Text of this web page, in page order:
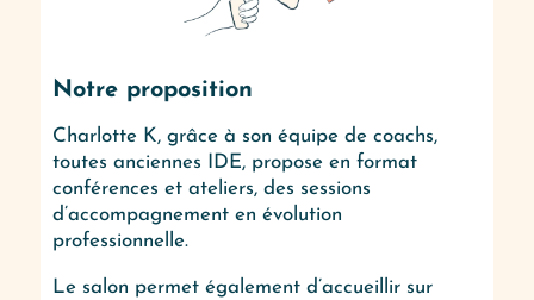
Notre proposition
Charlotte K, grâce à son équipe de coachs,
toutes anciennes IDE, propose en format
conférences et ateliers, des sessions
d’accompagnement en évolution
professionnelle.
Le salon permet également d’accueillir sur